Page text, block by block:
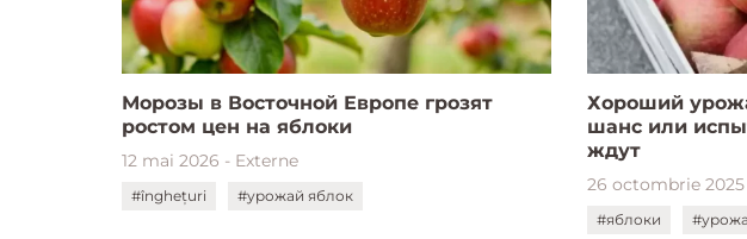
Морозы в Восточной Европе грозят
ростом цен на яблоки
12 mai 2026 - Externe
#înghețuri #урожай яблок
Хороший
шанс или
ждут
26 octombrie
#яблоки